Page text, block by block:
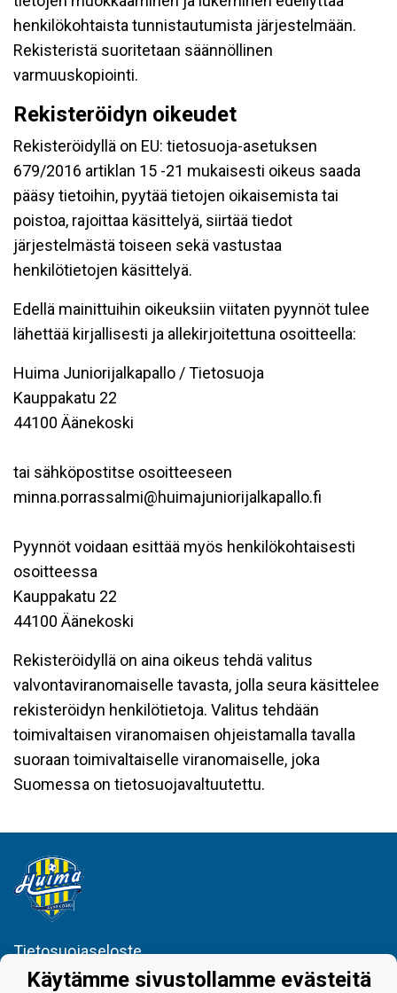
henkilökohtaista tunnistautumista järjestelmään.
Rekisteristä suoritetaan säännöllinen
varmuuskopiointi.
Rekisteröidyn oikeudet
Rekisteröidyllä on EU: tietosuoja-asetuksen
679/2016 artiklan 15 -21 mukaisesti oikeus saada
pääsy tietoihin, pyytää tietojen oikaisemista tai
poistoa, rajoittaa käsittelyä, siirtää tiedot
järjestelmästä toiseen sekä vastustaa
henkilötietojen käsittelyä.
Edellä mainittuihin oikeuksiin viitaten pyynnöt tulee
lähettää kirjallisesti ja allekirjoitettuna osoitteella:
Huima Juniorijalkapallo / Tietosuoja
Kauppakatu 22
44100 Äänekoski
tai sähköpostitse osoitteeseen
minna.porrassalmi@huimajuniorijalkapallo.fi
Pyynnöt voidaan esittää myös henkilökohtaisesti
osoitteessa
Kauppakatu 22
44100 Äänekoski
Rekisteröidyllä on aina oikeus tehdä valitus
valvontaviranomaiselle tavasta, jolla seura käsittelee
rekisteröidyn henkilötietoja. Valitus tehdään
toimivaltaisen viranomaisen ohjeistamalla tavalla
suoraan toimivaltaiselle viranomaiselle, joka
Suomessa on tietosuojavaltuutettu.
Tietosuojaseloste
Käytämme sivustollamme evästeitä